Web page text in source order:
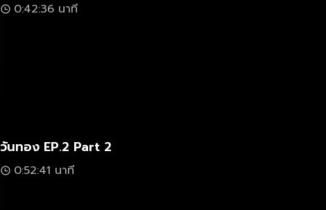
0:42:36 นาที
วันทอง EP.2 Part 2
0:52:41 นาที